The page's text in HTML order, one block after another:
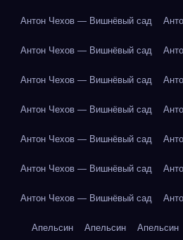
Антон Чехов — Вишнёвый сад
Антон Чехов — Вишнёвый сад
Антон Чехов — Вишнёвый сад
Антон Чехов — Вишнёвый сад
Антон Чехов — Вишнёвый сад
Антон Чехов — Вишнёвый сад
Антон Чехов — Вишнёвый сад
Апельсин Апельсин Апельсин